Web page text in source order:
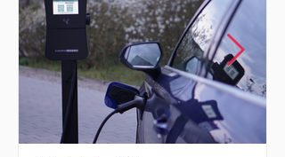
Preise fest, die bezahlt werden
müssen um an deiner Ladestation zu
laden. Die Stromkosten hinterlegst
du in den Einstellungen deiner
Ladestation.